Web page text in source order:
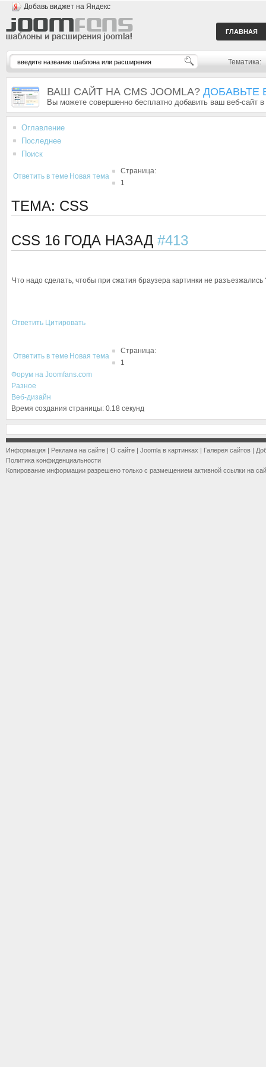
Добавь виджет на Яндекс
ГЛАВНАЯ
Тематика:
ВАШ САЙТ НА CMS JOOMLA? ДОБАВЬТЕ
Вы можете совершенно бесплатно добавить ваш веб-сайт
Оглавление
Последнее
Поиск
Ответить в теме Новая тема
Страница:
1
ТЕМА: CSS
CSS 16 ГОДА НАЗАД #413
Что надо сделать, чтобы при сжатия браузера картинки не
Ответить Цитировать
Ответить в теме Новая тема
Страница:
1
Форум на Joomfans.com
Разное
Веб-дизайн
Время создания страницы: 0.18 секунд
Информация | Реклама на сайте | О сайте | Joomla в картинках | Галерея сайтов |
Политика конфиденциальности
Копирование информации разрешено только с размещением активной ссылки на